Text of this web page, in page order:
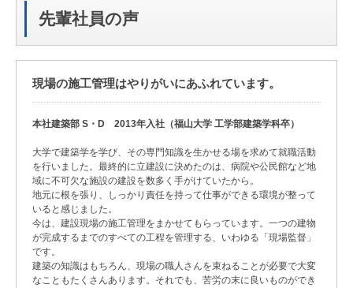
先輩社員の声
現場の施工管理はやりがいにあふれています。
本社建築部 S・D 2013年入社（福山大学 工学部建築学科卒）
大学で建築学を学び、その専門知識を生かせる場を求めて就職活動
を行いました。最終的に立建設に決めたのは、病院や公民館など地
域に不可欠な施設の建設を数多く手がけていたから。
地元に根を張り、しっかり責任を持って仕事ができる環境が整って
いると感じました。
今は、建設現場の施工管理をまかせてもらっています。一つの建物
が完成するまでのすべての工程を管理する、いわゆる「現場監督」
です。
建築の知識はもちろん、現場の職人さんを束ねることが必要で大変
なこともたくさんあります。それでも、苦労の末に良いものができ